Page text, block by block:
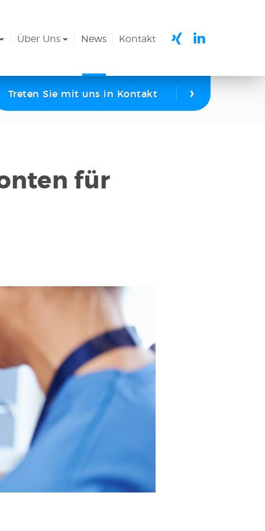
Über Uns News Kontakt
Treten Sie mit uns in Kontakt ›
für